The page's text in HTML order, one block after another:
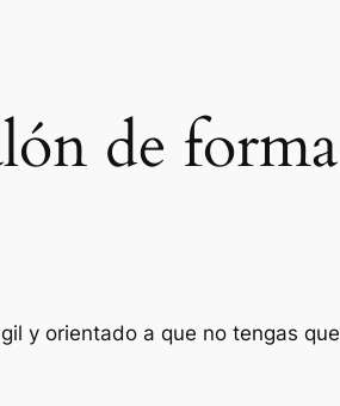
de forma
y orientado a que no tengas que